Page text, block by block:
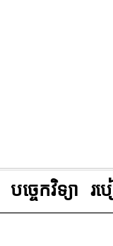
បច្ចេកវិទ្យា រ